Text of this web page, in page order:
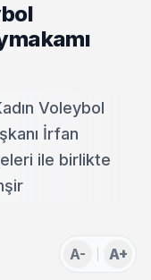
Voleybol
İrfan
ile birlikte
A- A+